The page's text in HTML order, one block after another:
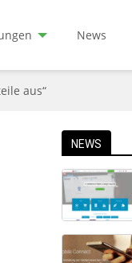
News
aus“
NEWS